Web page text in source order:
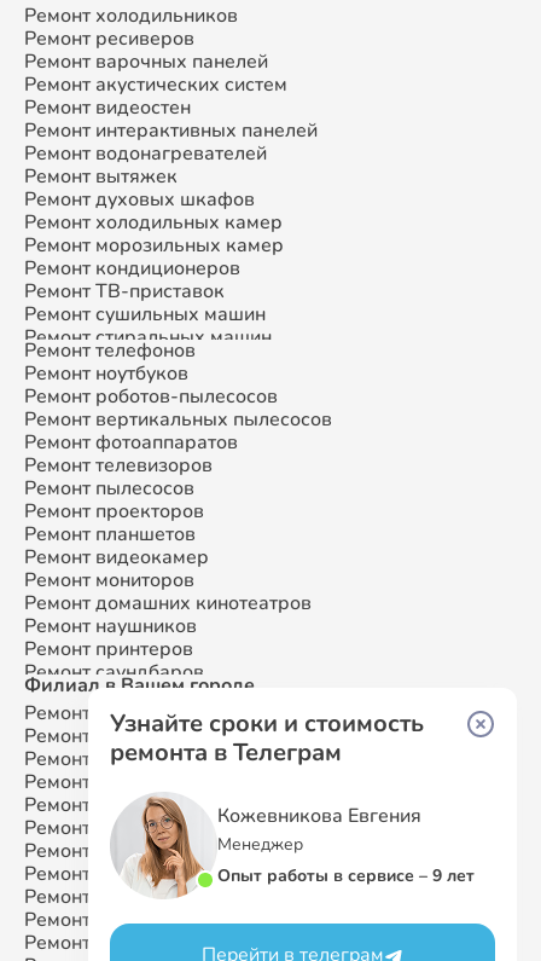
Ремонт холодильников
Ремонт ресиверов
Ремонт варочных панелей
Ремонт акустических систем
Ремонт видеостен
Ремонт интерактивных панелей
Ремонт водонагревателей
Ремонт вытяжек
Ремонт духовых шкафов
Ремонт холодильных камер
Ремонт морозильных камер
Ремонт кондиционеров
Ремонт ТВ-приставок
Ремонт сушильных машин
Ремонт стиральных машин
Ремонт микроволновых печей
Ремонт смарт-часов
Ремонт атс
Ремонт сплит-систем
Ремонт телефонов
Ремонт ноутбуков
Ремонт роботов-пылесосов
Ремонт вертикальных пылесосов
Ремонт фотоаппаратов
Ремонт телевизоров
Ремонт пылесосов
Ремонт проекторов
Ремонт планшетов
Ремонт видеокамер
Ремонт мониторов
Ремонт домашних кинотеатров
Ремонт наушников
Ремонт принтеров
Ремонт саундбаров
Ремонт VR систем
Ремонт сабвуферов
Ремонт посудомоечных машин
Филиал в Вашем городе
Ремонт SamsungМосква
Ремонт SamsungСанкт-Петербург
Ремонт SamsungКраснодар
Ремонт Samsung
Ремонт Samsung Нижний Новгород
Ремонт SamsungНовосибирск
Ремонт SamsungКазань
Ремонт SamsungЕкатеринбург
Ремонт SamsungВоронеж
Ремонт SamsungВолгоград
Ремонт Samsung
Самара
Узнайте сроки и стоимость
ремонта в Телеграм
Кожевникова Евгения
Менеджер
Опыт работы в сервисе – 9 лет
Перейти в телеграм